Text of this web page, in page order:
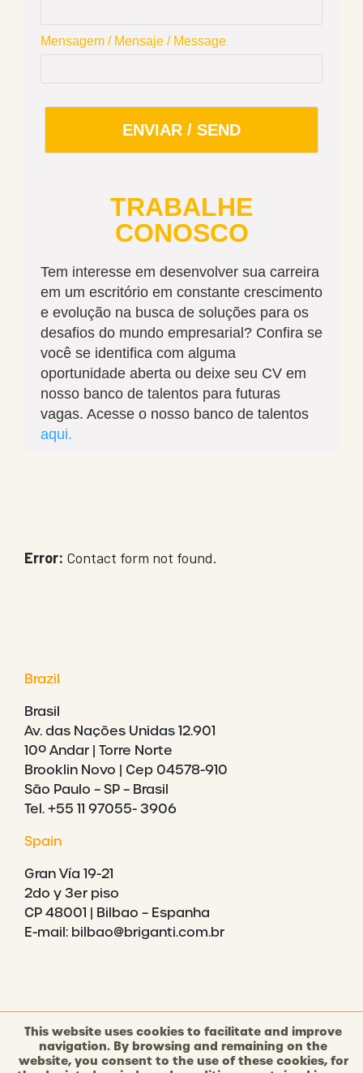
Mensagem / Mensaje / Message
ENVIAR / SEND
TRABALHE
CONOSCO
Tem interesse em desenvolver sua carreira
em um escritório em constante crescimento
e evolução na busca de soluções para os
desafios do mundo empresarial? Confira se
você se identifica com alguma
oportunidade aberta ou deixe seu CV em
nosso banco de talentos para futuras
vagas. Acesse o nosso banco de talentos
aqui.
Error: Contact form not found.
Brazil
Brasil
Av. das Nações Unidas 12.901
10º Andar | Torre Norte
Brooklin Novo | Cep 04578-910
São Paulo – SP – Brasil
Tel. +55 11 97055- 3906
Spain
Gran Vía 19-21
2do y 3er piso
CP 48001 | Bilbao – Espanha
E-mail: bilbao@briganti.com.br
©2021 BRIGANTI. ALL RIGHTS RESERVED.
This website uses cookies to facilitate and improve
navigation. By browsing and remaining on the
website, you consent to the use of these cookies, for